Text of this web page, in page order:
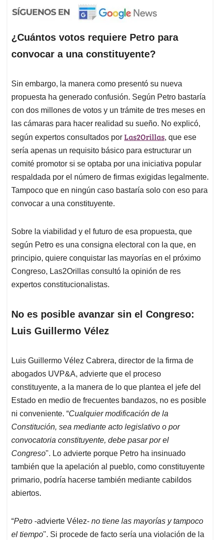
¿Cuántos votos requiere Petro para
convocar a una constituyente?
Sin embargo, la manera como presentó su nueva
propuesta ha generado confusión. Según Petro bastaría
con dos millones de votos y un trámite de tres meses en
las cámaras para hacer realidad su sueño. No explicó,
según expertos consultados por Las2Orillas, que ese
sería apenas un requisito básico para estructurar un
comité promotor si se optaba por una iniciativa popular
respaldada por el número de firmas exigidas legalmente.
Tampoco que en ningún caso bastaría solo con eso para
convocar a una constituyente.
Sobre la viabilidad y el futuro de esa propuesta, que
según Petro es una consigna electoral con la que, en
principio, quiere conquistar las mayorías en el próximo
Congreso, Las2Orillas consultó la opinión de res
expertos constitucionalistas.
No es posible avanzar sin el Congreso:
Luis Guillermo Vélez
Luis Guillermo Vélez Cabrera, director de la firma de
abogados UVP&A, advierte que el proceso
constituyente, a la manera de lo que plantea el jefe del
Estado en medio de frecuentes bandazos, no es posible
ni conveniente. “Cualquier modificación de la
Constitución, sea mediante acto legislativo o por
convocatoria constituyente, debe pasar por el
Congreso". Lo advierte porque Petro ha insinuado
también que la apelación al pueblo, como constituyente
primario, podría hacerse también mediante cabildos
abiertos.
“Petro -advierte Vélez- no tiene las mayorías y tampoco
el tiempo". Si procede de facto sería una violación de la